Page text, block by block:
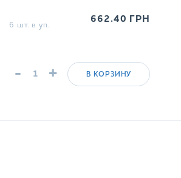
6 шт. в уп.
662.40 ГРН
- + В КОРЗИНУ